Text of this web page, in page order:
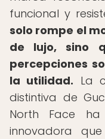
funcional y
solo rompe el
de lujo, sino
percepciones
la utilidad. La
distintiva de
North Face
innovadora